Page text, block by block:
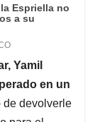
Yamil
en un
de devolverle